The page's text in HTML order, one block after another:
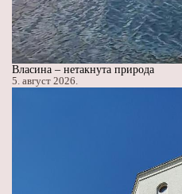
Власина – нетакнута природа
5. август 2026.